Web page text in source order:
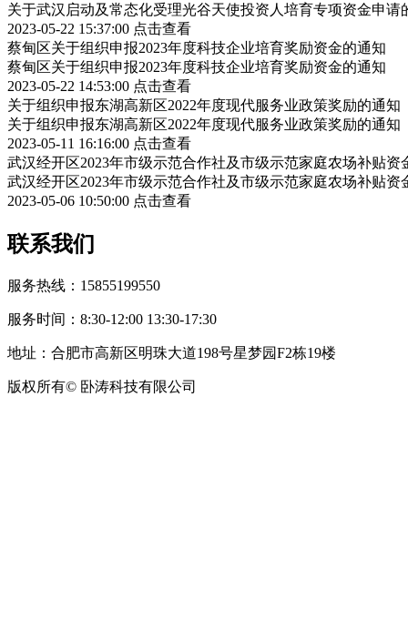
关于武汉启动及常态化受理光谷天使投资人培育专项资金申请
2023-05-22 15:37:00 点击查看
蔡甸区关于组织申报2023年度科技企业培育奖励资金的通知
蔡甸区关于组织申报2023年度科技企业培育奖励资金的通知
2023-05-22 14:53:00 点击查看
关于组织申报东湖高新区2022年度现代服务业政策奖励的通知
关于组织申报东湖高新区2022年度现代服务业政策奖励的通知
2023-05-11 16:16:00 点击查看
武汉经开区2023年市级示范合作社及市级示范家庭农场补贴资
武汉经开区2023年市级示范合作社及市级示范家庭农场补贴资
2023-05-06 10:50:00 点击查看
联系我们
服务热线：15855199550
服务时间：8:30-12:00 13:30-17:30
地址：合肥市高新区明珠大道198号星梦园F2栋19楼
版权所有© 卧涛科技有限公司